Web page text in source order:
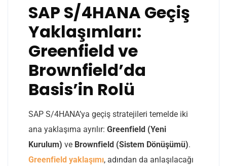
SAP S/4HANA Geçiş
Yaklaşımları:
Greenfield ve
Brownfield’da
Basis’in Rolü
SAP S/4HANA’ya geçiş stratejileri temelde iki
ana yaklaşıma ayrılır: Greenfield (Yeni
Kurulum) ve Brownfield (Sistem Dönüşümü).
Greenfield yaklaşımı, adından da anlaşılacağı